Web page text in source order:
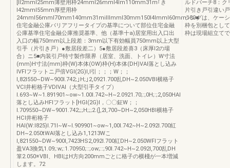
[ll2mml25mm薄壁用枠24mml26mml4lm110mm31m｢き
l42mml55mm厚壁用枠
24mml56mml70mm140mm31milllmml30mm150l4lmml60mm180■
住宅金融公庫バリアフリータイプの基準について部位住宅金融
公庫基準住宅金融公庫推奨基準、他（基準十a)居室用出入口出
入口の幅750mm以上段差：3mm以下有効幅員750mm以上大型
引手（片引き戸）●敷居段差二）5●敷居段差喜3（床厚l2の場
合）ニ5■内装引戸特寸製作限界（居室、洗面、トイレ）W寸法
(mm)H寸法(mm)枠(W)本体(OW)枠(H)本体(DH)VAl落とし込み
IVFlフラットニ戸倍VGl(2G)l,l引；；；W；；
l,82l550~DW~900l.742;｣H;｣2,0921.700乱DH~2.050VBl横格子
VCl井桁格子VDlVAl（大型引手タイプ）
l.693~W~1.891901~ow~1.00l.742~H~2.0921.70;:;0H;:;2,050HAl
落とし込みHFlフラット[HGl(2G)l，〇〇鉦W；；
l.709550~DW~9001.742;;;H;;;2.(],2l,700~DH~2,050HBl横格子
HCl井桁格子
HAl(W:l825)l.71l~W~l.909901~ow~1,00l.742~H~2.092l.700紅
DH~2.050tWAl落とし込み1,1213Wこ
l,821550~DW~900l,7423HS2,092l.700紅DH~2.050WFlフラット
盈VA3換気1.09;:w;:1.70950;::;ow;::;90l.742~H~2.092l,700乱DH
箪2.050※VBl、HBlはH方向200mmごとに格子の横棧が一本増減
します。72
ルドバーチ8：ク
片引き戸引違い
シングは、ケー
枠を別梱包とし
枠は現場組立て